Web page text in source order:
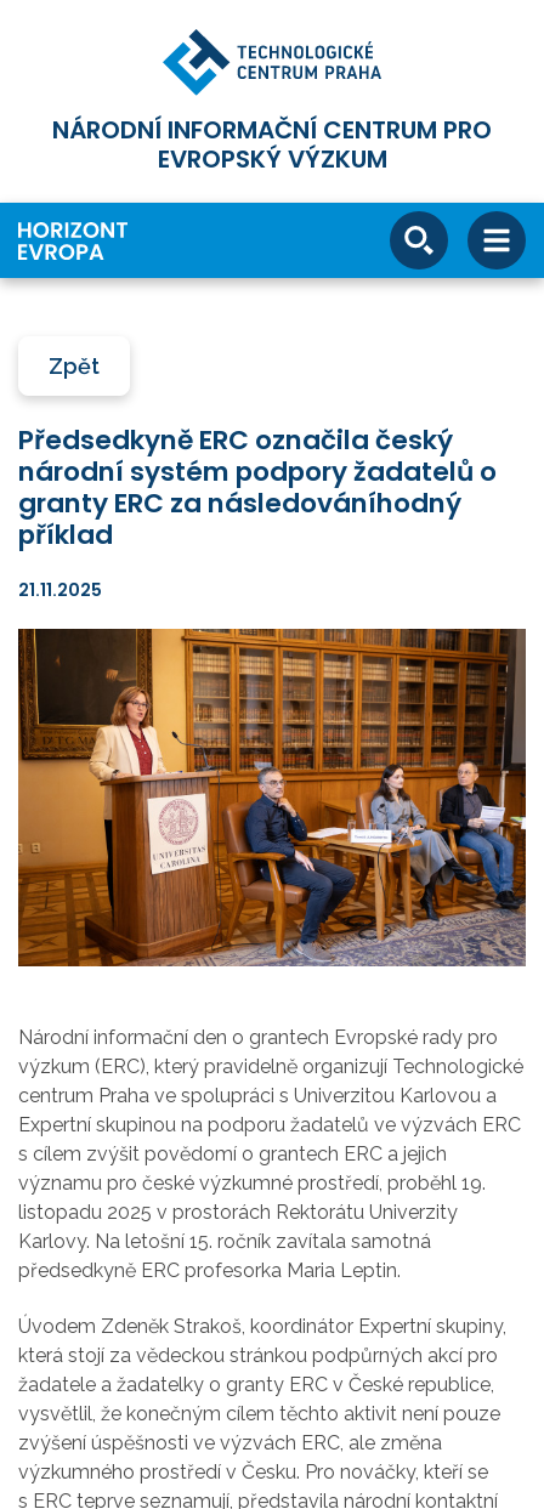
NÁRODNÍ INFORMAČNÍ CENTRUM PRO
EVROPSKÝ VÝZKUM
Zpět
Předsedkyně ERC označila český
národní systém podpory žadatelů o
granty ERC za následováníhodný
příklad
21.11.2025
Národní informační den o grantech Evropské rady pro
výzkum (ERC), který pravidelně organizují Technologické
centrum Praha ve spolupráci s Univerzitou Karlovou a
Expertní skupinou na podporu žadatelů ve výzvách ERC
s cílem zvýšit povědomí o grantech ERC a jejich
významu pro české výzkumné prostředí, proběhl 19.
listopadu 2025 v prostorách Rektorátu Univerzity
Karlovy. Na letošní 15. ročník zavítala samotná
předsedkyně ERC profesorka Maria Leptin.
Úvodem Zdeněk Strakoš, koordinátor Expertní skupiny,
která stojí za vědeckou stránkou podpůrných akcí pro
žadatele a žadatelky o granty ERC v České republice,
vysvětlil, že konečným cílem těchto aktivit není pouze
zvýšení úspěšnosti ve výzvách ERC, ale změna
výzkumného prostředí v Česku. Pro nováčky, kteří se
s ERC teprve seznamují, představila národní kontaktní